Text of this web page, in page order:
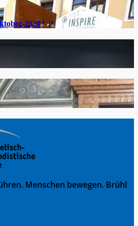
2024
Menschen bewegen. Brühl